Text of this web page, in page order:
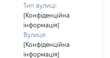
Тип вулиці:
[Конфіденційна
інформація]
Вулиця:
[Конфіденційна
інформація]